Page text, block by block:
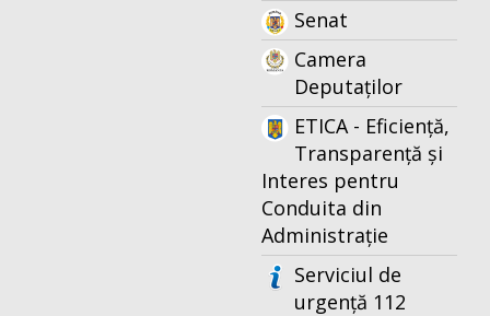
Senat
Camera
Deputaților
ETICA - Eficiență,
Transparență și
Interes pentru
Conduita din
Administrație
Serviciul de
urgență 112